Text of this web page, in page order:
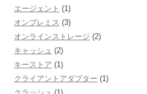
エージェント (1)
オンプレミス (3)
オンラインストレージ (2)
キャッシュ (2)
キーストア (1)
クライアントアダプター (1)